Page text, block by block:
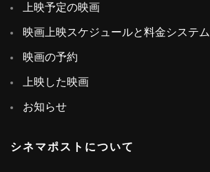
上映予定の映画
映画上映スケジュールと料金システム
映画の予約
上映した映画
お知らせ
シネマポストについて